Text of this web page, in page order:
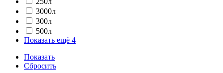
3000л
300л
500л
Показать ещё 4
Показать
Сбросить